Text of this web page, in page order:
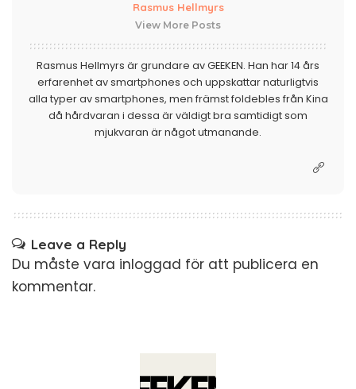
Rasmus Hellmyrs
View More Posts
Rasmus Hellmyrs är grundare av GEEKEN. Han har 14 års
erfarenhet av smartphones och uppskattar naturligtvis
alla typer av smartphones, men främst foldebles från Kina
då hårdvaran i dessa är väldigt bra samtidigt som
mjukvaran är något utmanande.
Leave a Reply
Du måste vara inloggad för att publicera en
kommentar.